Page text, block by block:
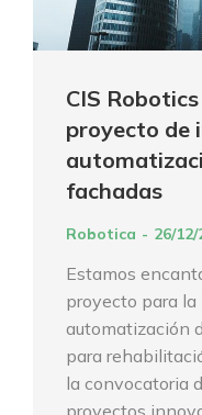
CIS
proyecto de
fachadas
Robotica 26/12/
Estamos
proyecto para
automatización
para
la convocatoria